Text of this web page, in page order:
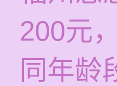
200元
同年龄